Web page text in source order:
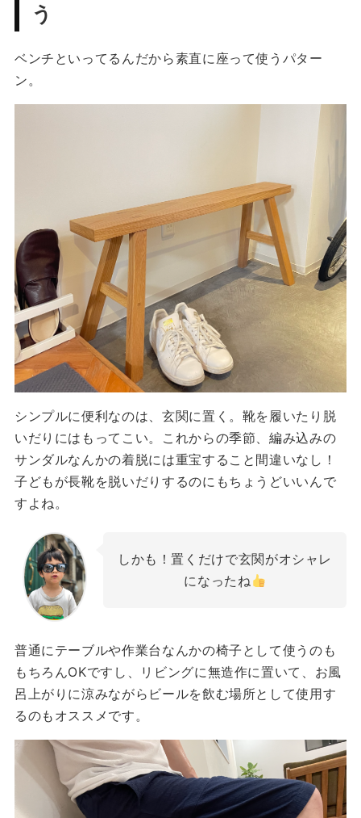
う
ベンチといってるんだから素直に座って使うパター
ン。
シンプルに便利なのは、玄関に置く。靴を履いたり脱
いだりにはもってこい。これからの季節、編み込みの
サンダルなんかの着脱には重宝すること間違いなし！
子どもが長靴を脱いだりするのにもちょうどいいんで
すよね。
しかも！置くだけで玄関がオシャレ
になったね
普通にテーブルや作業台なんかの椅子として使うのも
もちろんOKですし、リビングに無造作に置いて、お風
呂上がりに涼みながらビールを飲む場所として使用す
るのもオススメです。